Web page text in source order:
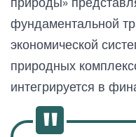
фундаментальной
экономической
природных
интегрируется в